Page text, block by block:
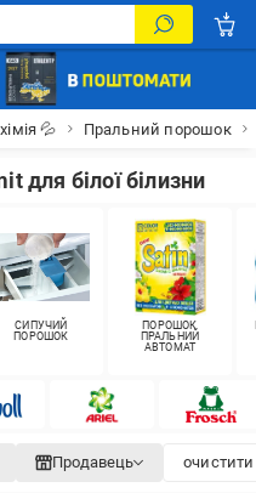
💦 Пральний порошок
для білої білизни
СИПУЧИЙ
ПОРОШОК
ПОРОШОК
ПРАЛЬНИЙ
АВТОМАТ
Продавець очистити